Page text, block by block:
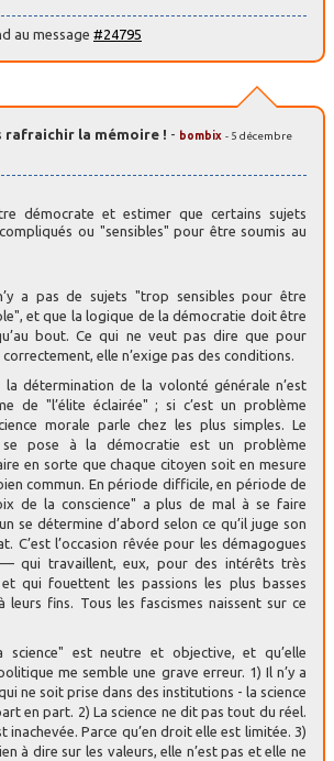
au message #24795
rafraichir la mémoire ! - bombix - 5 décembre
démocrate et estimer que certains sujets
ou "sensibles" pour être soumis au
a pas de sujets "trop sensibles pour être
et que la logique de la démocratie doit être
bout. Ce qui ne veut pas dire que pour
correctement, elle n’exige pas des conditions.
la détermination de la volonté générale n’est
de "l’élite éclairée" ; si c’est un problème
morale parle chez les plus simples. Le
pose à la démocratie est un problème
en sorte que chaque citoyen soit en mesure
commun. En période difficile, en période de
de la conscience" a plus de mal à se faire
se détermine d’abord selon ce qu’il juge son
C’est l’occasion rêvée pour les démagogues
qui travaillent, eux, pour des intérêts très
qui fouettent les passions les plus basses
leurs fins. Tous les fascismes naissent sur ce
science" est neutre et objective, et qu’elle
me semble une grave erreur. 1) Il n’y a
ne soit prise dans des institutions - la science
en part. 2) La science ne dit pas tout du réel.
inachevée. Parce qu’en droit elle est limitée. 3)
à dire sur les valeurs, elle n’est pas et elle ne